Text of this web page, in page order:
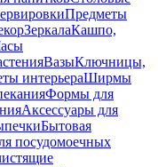
Предметы
ЗеркалаКашпо,
ВазыКлючницы,
интерьераШирмы
Формы для
Аксессуары для
Бытовая
посудомоечных